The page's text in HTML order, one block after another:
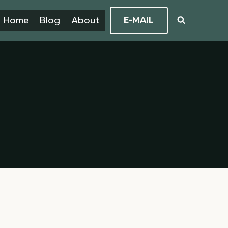
Home Blog About E-MAIL